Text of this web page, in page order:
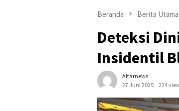
Beranda Berita Utama
Deteksi
Insidentil
Altarnews
27 Juni 2025
224